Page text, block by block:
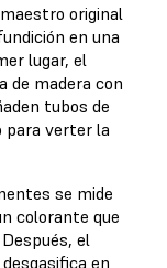
original
en una
lugar, el
de madera con
tubos de
para verter la
se mide
colorante que
el
en